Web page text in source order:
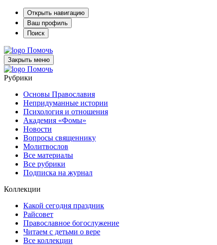
Открыть навигацию
Ваш профиль
Поиск
Помочь
Закрыть меню
Помочь
Рубрики
Основы Православия
Непридуманные истории
Психология и отношения
Академия «Фомы»
Новости
Вопросы священнику
Молитвослов
Все материалы
Все рубрики
Подписка на журнал
Коллекции
Какой сегодня праздник
Райсовет
Православное богослужение
Читаем с детьми о вере
Все коллекции